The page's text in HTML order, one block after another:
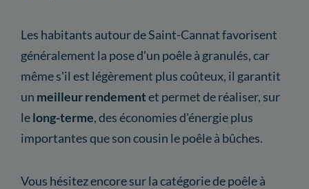
Les habitants autour de Saint-Cannat favorisent
généralement la pose d'un poêle à granulés, car
même s'il est légèrement plus coûteux, il garantit
un meilleur rendementet permet de réaliser, sur
lelong-terme, des économies d'énergie plus
importantes que son cousin le poêle à bûches.
Vous hésitez encore sur la catégorie de poêle à